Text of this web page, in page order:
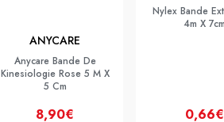
ANYCARE
Anycare Bande De
Kinesiologie Rose 5 M X
5 Cm
8,90€
Nylex Bande
4m X 7cm
0,66€